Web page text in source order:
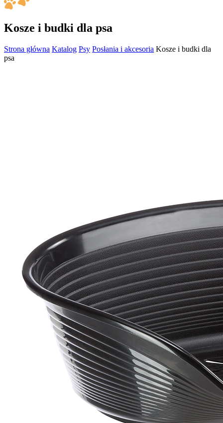
Kosze i budki dla psa
Strona główna Katalog Psy Posłania i akcesoria Kosze i budki dla
psa